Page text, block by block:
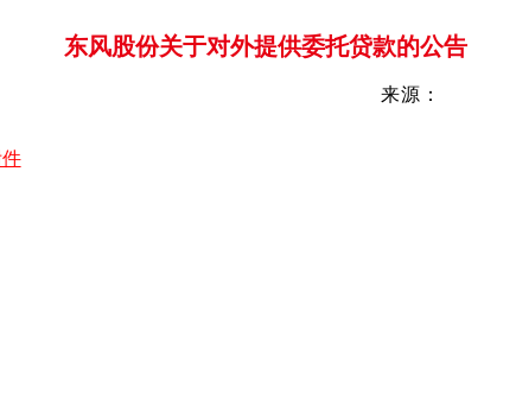
东风股份关于对外提供委托贷款的公告
来源：